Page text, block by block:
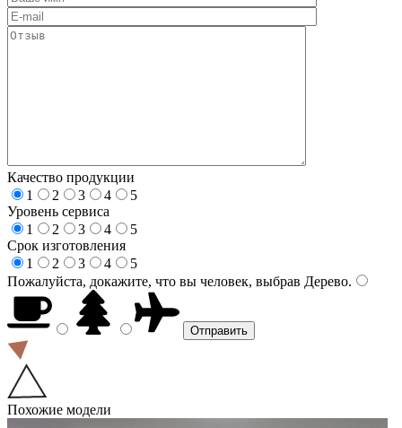
Качество продукции
1
2 3 4
5
Уровень сервиса
1
2 3 4
5
Срок изготовления
1
2 3 4
5
Пожалуйста, докажите, что вы человек, выбрав Дерево.
Похожие модели